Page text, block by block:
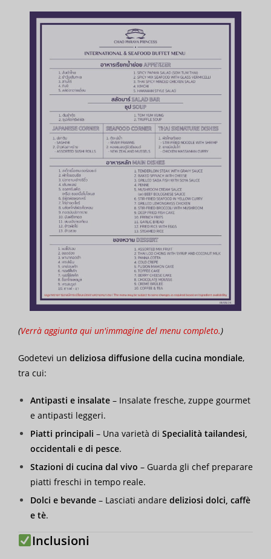
(Verrà aggiunta qui un'immagine del menu completo.)
Godetevi un deliziosa diffusione della cucina mondiale,
tra cui:
Antipasti e insalate – Insalate fresche, zuppe gourmet
e antipasti leggeri.
Piatti principali – Una varietà di Specialità tailandesi,
occidentali e di pesce.
Stazioni di cucina dal vivo – Guarda gli chef preparare
piatti freschi in tempo reale.
Dolci e bevande – Lasciati andare deliziosi dolci, caffè
e tè.
Inclusioni